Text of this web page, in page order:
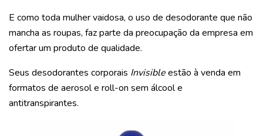
E como toda mulher vaidosa, o uso de desodorante que não
mancha as roupas, faz parte da preocupação da empresa em
ofertar um produto de qualidade.
Seus desodorantes corporais Invisibleestão à venda em
formatos de aerosol e roll-on sem álcool e
antitranspirantes.